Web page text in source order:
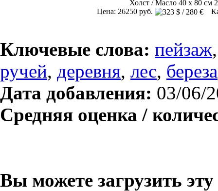
Холст / Масло 40 х 80 см
Цена: 26250 руб.
Ключевые слова: пейзаж
ручей, деревня, лес, береза
Дата добавления: 03/06/
Средняя оценка /
Вы можете загрузить